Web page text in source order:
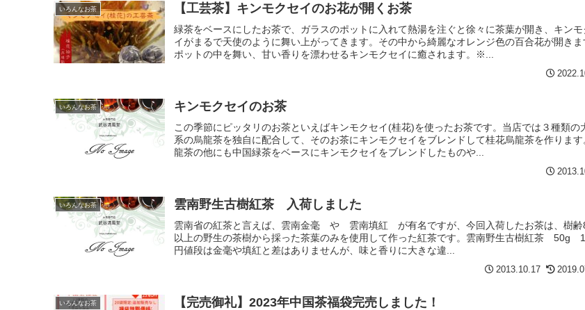
いろんなお茶 【工芸茶】キンモクセイのお花が開くお茶
緑茶をベースにしたお茶で、ガラスのポットに入れて熱湯を注ぐと徐々に茶葉が開き、キンモ
イがまるで天使のように舞い上がってきます。その中から綺麗なオレンジ色の百合花が開きま
ポットの中を舞い、甘い香りを漂わせるキンモクセイに癒されます。※...
いろんなお茶 キンモクセイのお茶
この季節にピッタリのお茶といえばキンモクセイ(桂花)を使ったお茶です。当店では３種類の
系の烏龍茶を独自に配合して、そのお茶にキンモクセイをブレンドして桂花烏龍茶を作ります
龍茶の他にも中国緑茶をベースにキンモクセイをブレンドしたものや...
いろんなお茶 雲南野生古樹紅茶 入荷しました
雲南省の紅茶と言えば、雲南金毫 や 雲南填紅 が有名ですが、今回入荷したお茶は、樹齢
以上の野生の茶樹から採った茶葉のみを使用して作った紅茶です。雲南野生古樹紅茶 50g
円値段は金毫や填紅と差はありませんが、味と香りに大きな違...
2013.10.17
いろんなお茶 【完売御礼】2023年中国茶福袋完売しました！